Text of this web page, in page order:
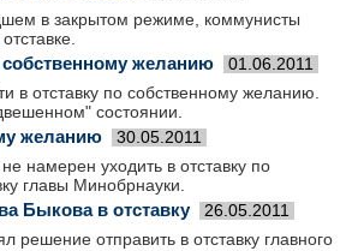
в закрытом режиме, коммунисты
собственному желанию 01.06.2011
в отставку по собственному желанию.
состоянии.
желанию 30.05.2011
намерен уходить в отставку по
главы Минобрнауки.
Быкова в отставку 26.05.2011
отправить в отставку главного